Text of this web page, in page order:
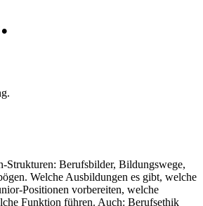
.
Strukturen: Berufsbilder, Bildungswege,
Welche Ausbildungen es gibt, welche
Positionen vorbereiten, welche
Funktion führen. Auch: Berufsethik